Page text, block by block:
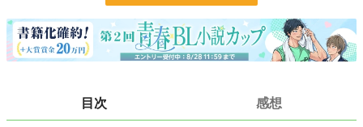
更新日時 2025.03.28 07:30
初回公開日時 2025.03.28 07:30
目次 感想